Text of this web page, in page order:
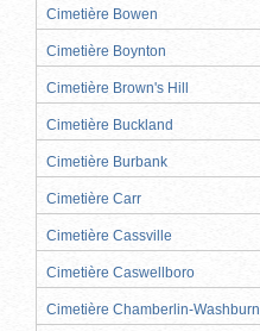
Cimetière Bowen
Cimetière Boynton
Cimetière Brown's Hill
Cimetière Buckland
Cimetière Burbank
Cimetière Carr
Cimetière Cassville
Cimetière Caswellboro
Cimetière Chamberlin-Washburn